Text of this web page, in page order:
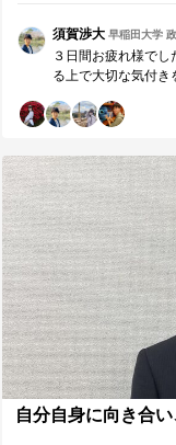
とっては、この研修
さんのチャレンジ
須賀渉大早稲田大学
３日間お疲れ様で
る上で大切な気付き
けるリーダー。また
あえるチームや最高
活かした学びを日
チームを楽しみにし
自分自身に向き合